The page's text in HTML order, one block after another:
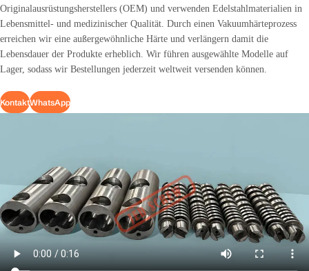
Originalausrüstungsherstellers (OEM) und verwenden Edelstahlmaterialien in
Lebensmittel- und medizinischer Qualität. Durch einen Vakuumhärteprozess
erreichen wir eine außergewöhnliche Härte und verlängern damit die
Lebensdauer der Produkte erheblich. Wir führen ausgewählte Modelle auf
Lager, sodass wir Bestellungen jederzeit weltweit versenden können.
KontaktWhatsApp